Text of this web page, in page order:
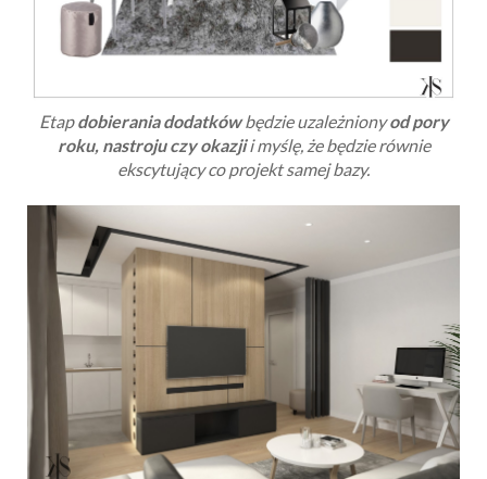
Etapdobierania dodatkówbędzie uzależnionyod pory
roku, nastroju czy okazjii myślę, że będzie równie
ekscytujący co projekt samej bazy.